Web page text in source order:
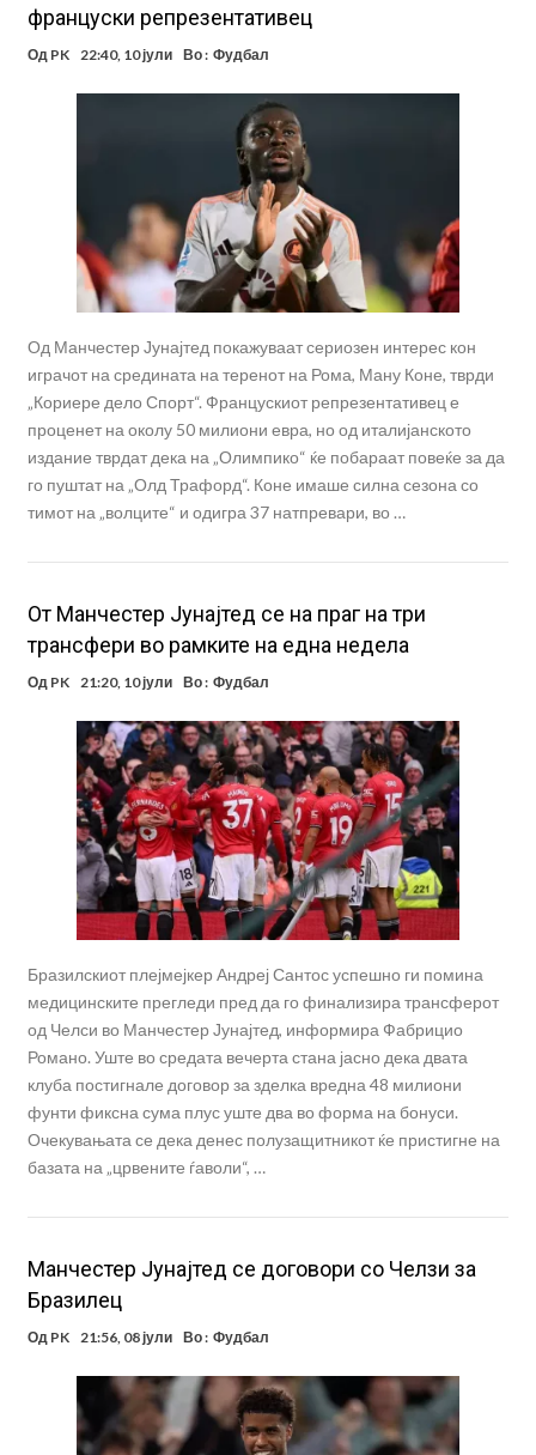
француски репрезентативец
Од PK 22:40, 10 јули Во : Фудбал
Од Манчестер Јунајтед покажуваат сериозен интерес кон
играчот на средината на теренот на Рома, Ману Коне, тврди
„Кориере дело Спорт“. Францускиот репрезентативец е
проценет на околу 50 милиони евра, но од италијанското
издание тврдат дека на „Олимпико“ ќе побараат повеќе за да
го пуштат на „Олд Трафорд“. Коне имаше силна сезона со
тимот на „волците“ и одигра 37 натпревари, во …
От Манчестер Јунајтед се на праг на три
трансфери во рамките на една недела
Од PK 21:20, 10 јули Во : Фудбал
Бразилскиот плејмејкер Андреј Сантос успешно ги помина
медицинските прегледи пред да го финализира трансферот
од Челси во Манчестер Јунајтед, информира Фабрицио
Романо. Уште во средата вечерта стана јасно дека двата
клуба постигнале договор за зделка вредна 48 милиони
фунти фиксна сума плус уште два во форма на бонуси.
Очекувањата се дека денес полузащитникот ќе пристигне на
базата на „црвените ѓаволи“, …
Манчестер Јунајтед се договори со Челзи за
Бразилец
Од PK 21:56, 08 јули Во : Фудбал